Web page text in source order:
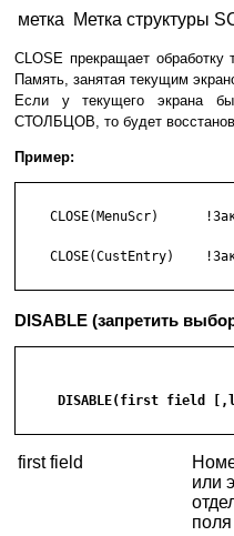
метка Метка структуры
CLOSE прекращает обработку
Память, занятая текущим
Если у текущего экрана
СТОЛБЦОВ, то будет
Пример:
CLOSE(MenuScr)
CLOSE(CustEntry)
DISABLE (запретить
DISABLE(first field
first field
или